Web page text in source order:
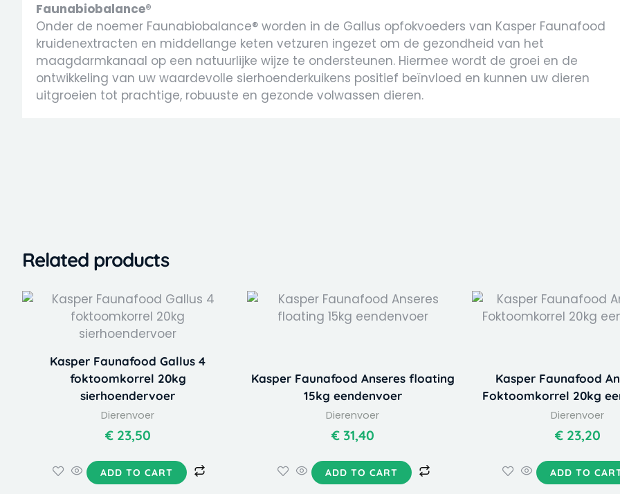
Faunabiobalance®
Onder de noemer Faunabiobalance® worden in de Gallus opfokvoeders van Kasper Faunafood
kruidenextracten en middellange keten vetzuren ingezet om de gezondheid van het
maagdarmkanaal op een natuurlijke wijze te ondersteunen. Hiermee wordt de groei en de
ontwikkeling van uw waardevolle sierhoenderkuikens positief beïnvloed en kunnen uw dieren
uitgroeien tot prachtige, robuuste en gezonde volwassen dieren.
Related products
Kasper Faunafood Gallus 4
foktoomkorrel 20kg
sierhoendervoer
Dierenvoer
€23,50
ADD TO CART
Kasper Faunafood Anseres floating
15kg eendenvoer
Dierenvoer
€31,40
ADD TO CART
Kasper Faunafood
Foktoomkorrel 20kg
Dierenvoer
€23,20
ADD TO